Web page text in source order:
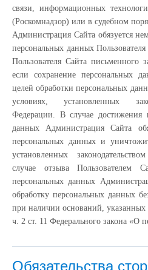
связи, информационных
(Роскомнадзор) или в судебном
Администрация Сайта обязуется
персональных данных
Пользователя Сайта письменного
если сохранение персональных
целей обработки персональных
условиях, установленных
Федерации. В случае достижения
данных Администрация Сайта
персональных данных и
установленных
случае отзыва Пользователем
персональных данных
обработку персональных данных
при наличии оснований,
ч. 2 ст. 11 Федерального закона «О
Обязательства